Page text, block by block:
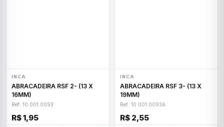
INCA
ABRACADEIRA RSF 2- (13 X
16MM)
Ref: 10.001.0093
R$ 1,95
INCA
ABRACADEIRA RSF 3- (13 X
19MM)
Ref: 10.001.0093A
R$ 2,55